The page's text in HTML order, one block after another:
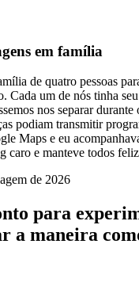
em família
de quatro pessoas
Cada um de nós tinha
nos separar
podiam transmitir
Maps e eu
caro e manteve todos
de 2026
para
a maneira